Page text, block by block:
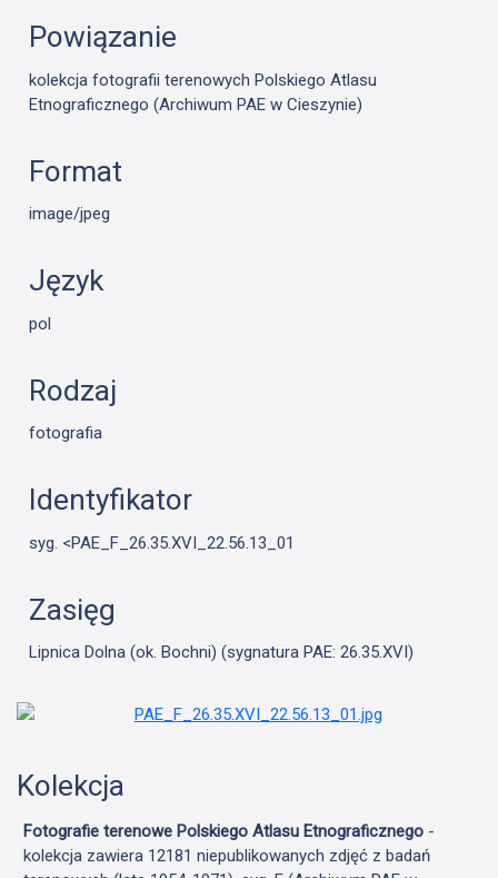
Powiązanie
kolekcja fotografii terenowych Polskiego Atlasu
Etnograficznego (Archiwum PAE w Cieszynie)
Format
image/jpeg
Język
pol
Rodzaj
fotografia
Identyfikator
syg. <PAE_F_26.35.XVI_22.56.13_01
Zasięg
Lipnica Dolna (ok. Bochni) (sygnatura PAE: 26.35.XVI)
Kolekcja
Fotografie terenowe Polskiego Atlasu Etnograficznego -
kolekcja zawiera 12181 niepublikowanych zdjęć z badań